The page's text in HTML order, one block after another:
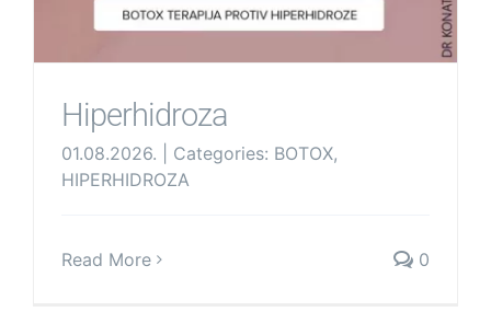
Hiperhidroza
01.08.2026. Categories: BOTOX,
HIPERHIDROZA
Read More 0